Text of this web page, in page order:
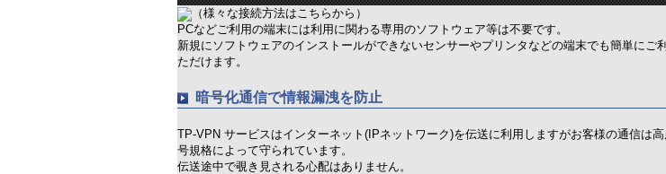
（様々な接続方法はこちらから）
PCなどご利用の端末には利用に関わる専用のソフトウェア等は不要です。
新規にソフトウェアのインストールができないセンサーやプリンタなどの端末でも簡単にご
ただけます。
暗号化通信で情報漏洩を防止
TP-VPN サービスはインターネット(IPネットワーク)を伝送に利用しますがお客様の通信は
号規格によって守られています。
伝送途中で覗き見される心配はありません。